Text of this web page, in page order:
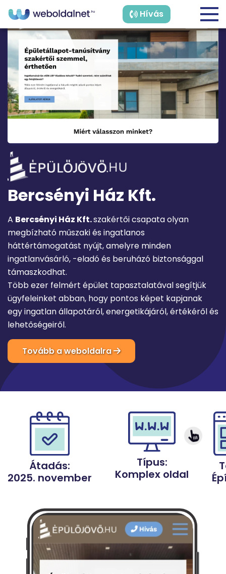
Hívás
Bercsényi Ház Kft.
A Bercsényi Ház Kft.szakértői csapata olyan
megbízható műszaki és ingatlanos
háttértámogatást nyújt, amelyre minden
ingatlanvásárló, -eladó és beruházó biztonsággal
támaszkodhat.
Több ezer felmért épület tapasztalatával segítjük
ügyfeleinket abban, hogy pontos képet kapjanak
egy ingatlan állapotáról, energetikájáról, értékéről és
lehetőségeiről.
Tovább a weboldalra
Átadás:
2025. november
Típus:
Komplex oldal